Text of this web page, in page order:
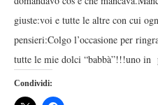
giuste:voi e tutte le altre con cui
pensieri:Colgo l’occasione per
tutte le mie dolci “babbà”!!!uno
Condividi: